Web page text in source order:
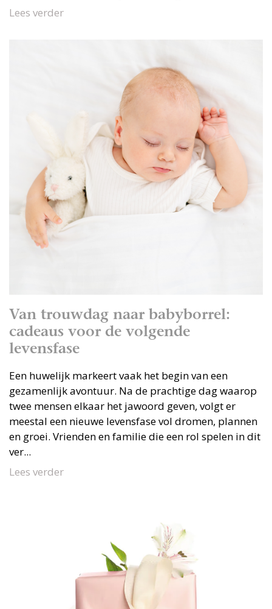
Lees verder
Van trouwdag naar babyborrel:
cadeaus voor de volgende
levensfase
Een huwelijk markeert vaak het begin van een
gezamenlijk avontuur. Na de prachtige dag waarop
twee mensen elkaar het jawoord geven, volgt er
meestal een nieuwe levensfase vol dromen, plannen
en groei. Vrienden en familie die een rol spelen in dit
ver...
Lees verder